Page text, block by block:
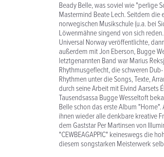
Beady Belle, was soviel wie "perlige
Mastermind Beate Lech. Seitdem
norwegischen Musikschule (u.a. bei
Löwenmähne singend von sich
Universal Norway veröffentlichte,
außerdem mit Jon Eberson, Bugge
letztgenannten Band war Marius
Rhythmusgeflecht, die schweren
Rhythmen unter die Songs, Texte,
durch seine Arbeit mit Eivind Aarsets
Tausendsassa Bugge Wesseltoft
Belle schon das erste Album "Home".
ihnen wieder alle denkbare kreative
dem Gaststar Per Martinsen von
"CEWBEAGAPPIC" keineswegs die
diesem songstarken Meisterwerk